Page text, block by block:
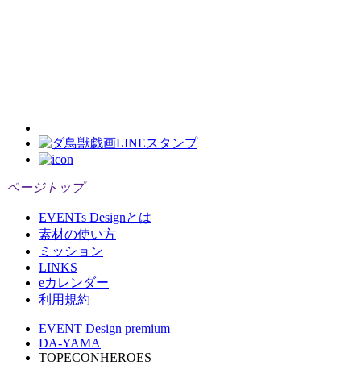
ページトップ
EVENTs Designとは
素材の使い方
ミッション
LINKS
eカレンダー
利用規約
EVENT Design premium
DA-YAMA
TOPECONHEROES